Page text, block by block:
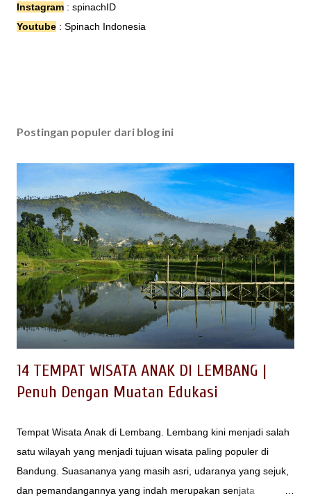
Instagram : spinachID
Youtube : Spinach Indonesia
Postingan populer dari blog ini
14 TEMPAT WISATA ANAK DI LEMBANG |
Penuh Dengan Muatan Edukasi
Tempat Wisata Anak di Lembang. Lembang kini menjadi salah
satu wilayah yang menjadi tujuan wisata paling populer di
Bandung. Suasananya yang masih asri, udaranya yang sejuk,
dan pemandangannya yang indah merupakan senjata